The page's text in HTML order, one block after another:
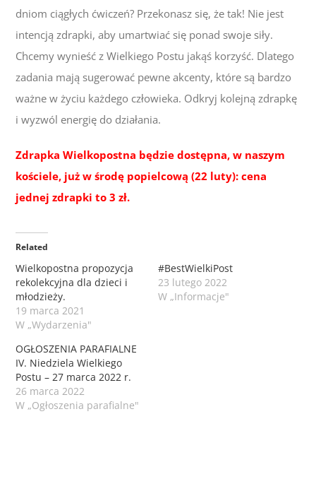
dniom ciągłych ćwiczeń? Przekonasz się, że tak! Nie jest
intencją zdrapki, aby umartwiać się ponad swoje siły.
Chcemy wynieść z Wielkiego Postu jakąś korzyść. Dlatego
zadania mają sugerować pewne akcenty, które są bardzo
ważne w życiu każdego człowieka. Odkryj kolejną zdrapkę
i wyzwól energię do działania.
Zdrapka Wielkopostna będzie dostępna, w naszym
kościele, już w środę popielcową (22 luty): cena
jednej zdrapki to 3 zł.
Related
Wielkopostna propozycja
rekolekcyjna dla dzieci i
młodzieży.
19 marca 2021
W „Wydarzenia"
#BestWielkiPost
23 lutego 2022
W „Informacje"
OGŁOSZENIA PARAFIALNE
IV. Niedziela Wielkiego
Postu – 27 marca 2022 r.
26 marca 2022
W „Ogłoszenia parafialne"